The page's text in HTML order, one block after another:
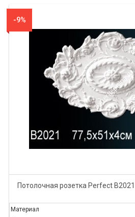
-9%
Потолочная розетка Perfect B2021
Материал